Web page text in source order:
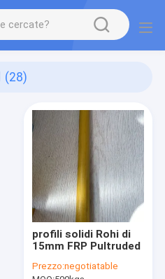
(28)
profili solidi Rohi di
15mm FRP Pultruded
Prezzo:negotiatable